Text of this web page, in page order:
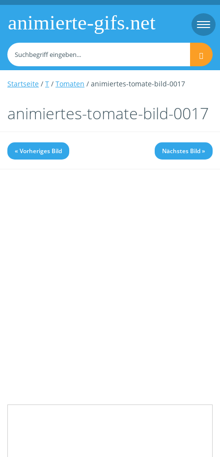
animierte-gifs.net
Startseite / T / Tomaten / animiertes-tomate-bild-0017
animiertes-tomate-bild-0017
« Vorheriges Bild Nächstes Bild »